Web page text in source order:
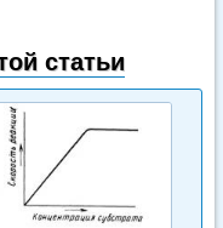
статьи